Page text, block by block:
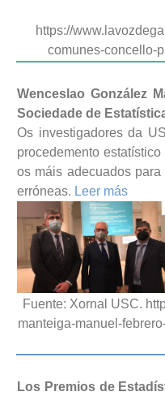
https://
comunes-concello-
Wenceslao González
Sociedade de
Os investigadores da
procedemento
os máis adecuados
erróneas. Leer más
Fuente: Xornal USC.
manteiga-manuel-
Los Premios de